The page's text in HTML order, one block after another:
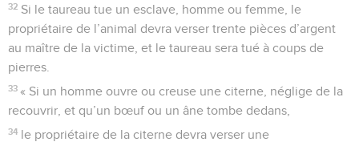
32 Si le taureau tue un esclave, homme ou femme, le
propriétaire de l’animal devra verser trente pièces d’argent
au maître de la victime, et le taureau sera tué à coups de
pierres.
33 « Si un homme ouvre ou creuse une citerne, néglige de la
recouvrir, et qu’un bœuf ou un âne tombe dedans,
34 le propriétaire de la citerne devra verser une